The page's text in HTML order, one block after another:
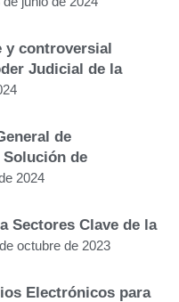
y controversial
Judicial de la
de
Solución de
2024
Sectores Clave de la
octubre de 2023
Electrónicos para